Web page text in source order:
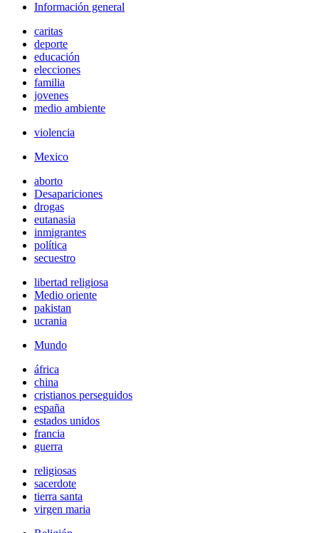
Información general
caritas
deporte
educación
elecciones
familia
jovenes
medio ambiente
violencia
Mexico
aborto
Desapariciones
drogas
eutanasia
inmigrantes
política
secuestro
libertad religiosa
Medio oriente
pakistan
ucrania
Mundo
áfrica
china
cristianos perseguidos
españa
estados unidos
francia
guerra
religiosas
sacerdote
tierra santa
virgen maria